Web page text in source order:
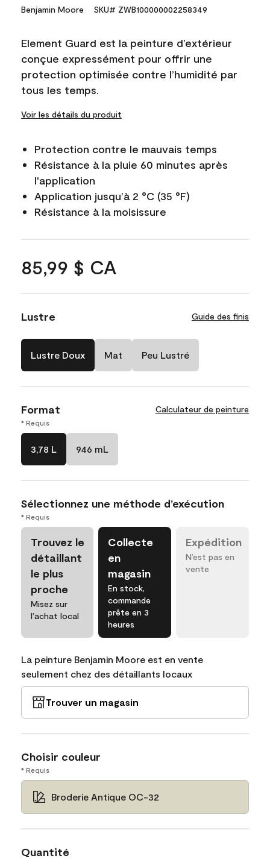
Benjamin Moore SKU# ZWB100000002258349
Element Guard est la peinture d’extérieur
conçue expressément pour offrir une
protection optimisée contre l’humidité par
tous les temps.
Voir les détails du produit
Protection contre le mauvais temps
Résistance à la pluie 60 minutes après
l'application
Application jusqu’à 2 °C (35 °F)
Résistance à la moisissure
85,99 $ CA
Lustre Guide des finis
Lustre Doux Mat Peu Lustré
Format Calculateur de peinture
* Requis
3,78 L 946 mL
Sélectionnez une méthode d’exécution
* Requis
Trouvez le
détaillant
le plus
proche
Misez sur
l’achat local
Collecte
en
magasin
En stock,
commande
prête en 3
heures
Expédition
N’est pas en
vente
La peinture Benjamin Moore est en vente
seulement chez des détaillants locaux
Trouver un magasin
Choisir couleur
* Requis
Broderie Antique OC-32
Quantité